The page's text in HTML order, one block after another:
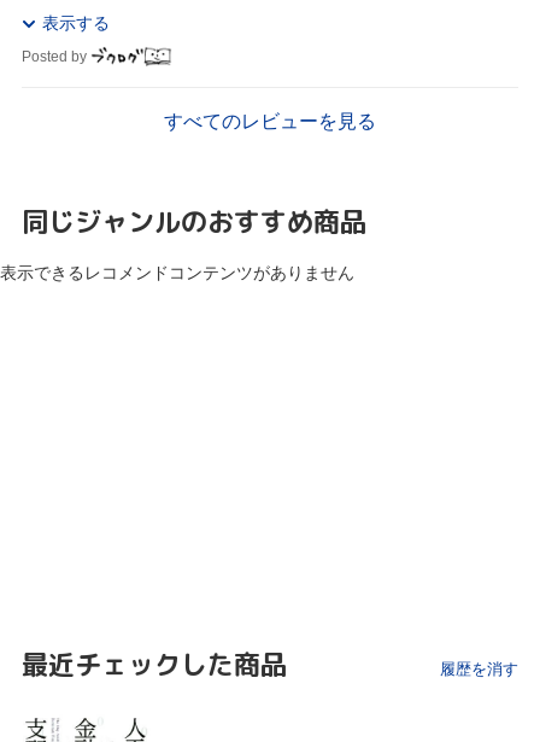
グデータ分析技術をもってすれば、何らかの法...
表示する
Posted by
すべてのレビューを見る
同じジャンルのおすすめ商品
表示できるレコメンドコンテンツがありません
最近チェックした商品 履歴を消す